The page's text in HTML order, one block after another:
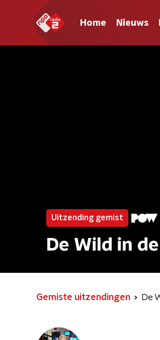
Home Nieuws
Uitzending gemist
De Wild in
Gemiste uitzendingen De